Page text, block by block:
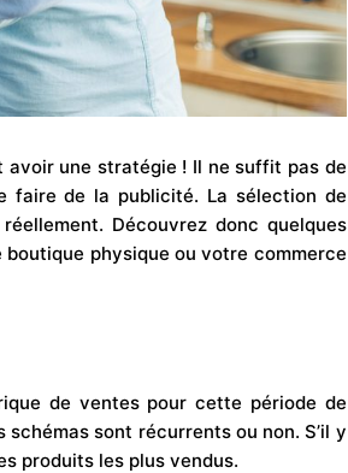
avoir une stratégie ! Il ne suffit pas de
faire de la publicité. La sélection de
Découvrez donc quelques
physique ou votre commerce
de ventes pour cette période de
sont récurrents ou non. S’il y
produits les plus vendus.